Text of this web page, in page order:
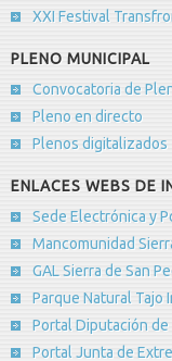
XXI Festival
PLENO MUNICIPAL
Convocatoria de
Pleno en directo
Plenos digitalizados
ENLACES WEBS DE
Sede Electrónica y
Mancomunidad
GAL Sierra de San
Parque Natural Tajo
Portal Diputación de
Portal Junta de